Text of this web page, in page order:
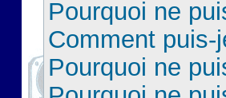
Pourquoi ne
Comment puis-
Pourquoi ne